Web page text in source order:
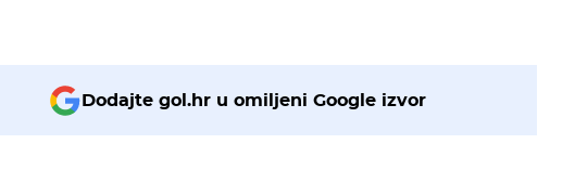
Dodajte gol.hr u omiljeni Google izvor